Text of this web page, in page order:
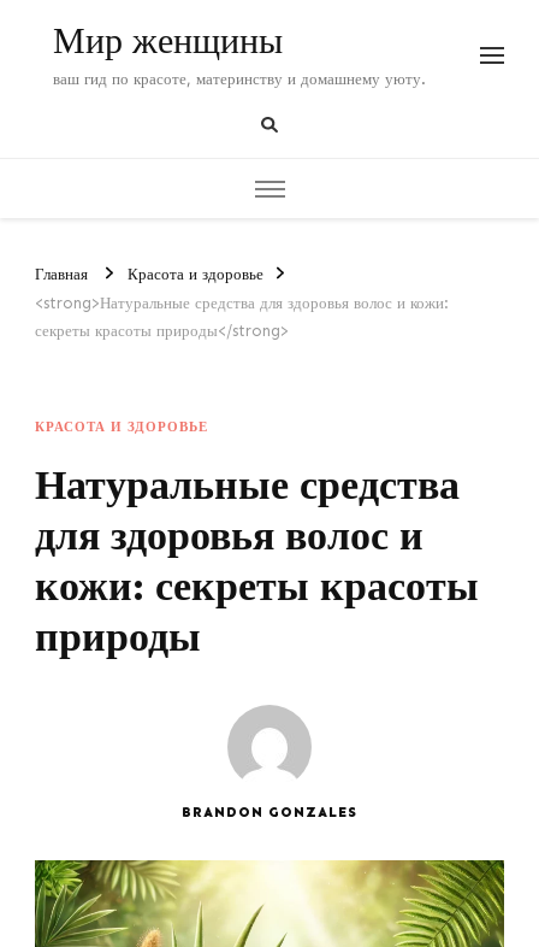
Мир женщины
ваш гид по красоте, материнству и домашнему уюту.
Главная
Красота и здоровье
<strong>Натуральные средства для здоровья волос и кожи:
секреты красоты природы</strong>
КРАСОТА И ЗДОРОВЬЕ
Натуральные средства
для здоровья волос и
кожи: секреты красоты
природы
BRANDON GONZALES